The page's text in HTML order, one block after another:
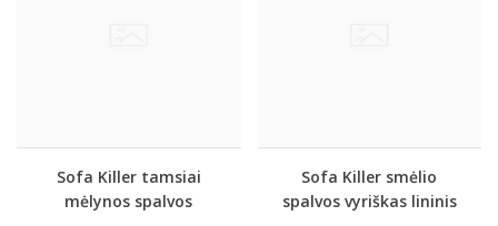
Sofa Killer tamsiai
mėlynos spalvos
Sofa Killer smėlio
spalvos vyriškas lininis